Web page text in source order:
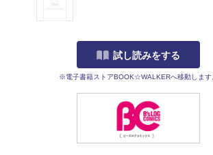
試し読みをする
※電子書籍ストアBOOK☆WALKERへ移動します